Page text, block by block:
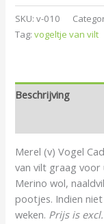
SKU:v-010
Tag:vogeltje van vilt
Beschrijving
Merel (v) Vogel
van vilt graag voor
Merino wol,
pootjes. Indien
weken. Prijs is